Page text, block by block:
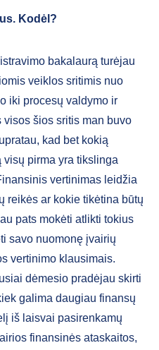
Kodėl?
bakalaurą turėjau
veiklos sritimis nuo
iki procesų valdymo ir
šios sritis man buvo
kad bet kokią
pirma yra tikslinga
vertinimas leidžia
reikės ar kokie tikėtina būtų
pats mokėti atlikti tokius
savo nuomonę įvairių
vertinimo klausimais.
dėmesio pradėjau skirti
galima daugiau finansų
iš laisvai pasirenkamų
finansinės ataskaitos,